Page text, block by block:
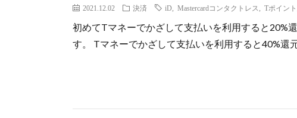
2021.12.02 決済 iD Mastercardコンタクトレス Tポイント
初めてTマネーでかざして支払いを利用すると20%
す。 Tマネーでかざして支払いを利用すると40%還